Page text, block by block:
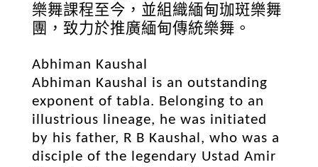
樂舞課程至今，並組織緬甸珈斑樂舞
團，致力於推廣緬甸傳統樂舞。
Abhiman Kaushal
Abhiman Kaushal is an outstanding
exponent of tabla. Belonging to an
illustrious lineage, he was initiated
by his father, R B Kaushal, who was a
disciple of the legendary Ustad Amir